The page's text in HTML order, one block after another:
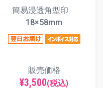
簡易浸透角型印
18×58mm
販売価格
¥3,500(税込)